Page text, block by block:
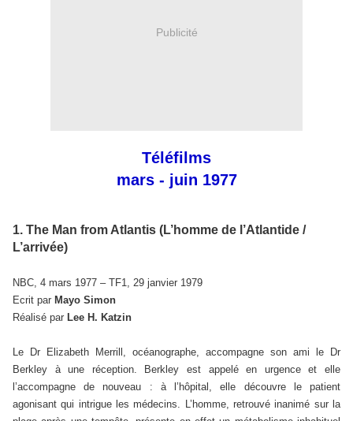
Publicité
Téléfilms
mars - juin 1977
1. The Man from Atlantis (L’homme de l’Atlantide /
L’arrivée)
NBC, 4 mars 1977 – TF1, 29 janvier 1979
Ecrit par Mayo Simon
Réalisé par Lee H. Katzin
Le Dr Elizabeth Merrill, océanographe, accompagne son ami le Dr
Berkley à une réception. Berkley est appelé en urgence et elle
l’accompagne de nouveau : à l’hôpital, elle découvre le patient
agonisant qui intrigue les médecins. L’homme, retrouvé inanimé sur la